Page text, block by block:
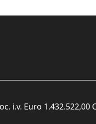
i.v. Euro 1.432.522,00